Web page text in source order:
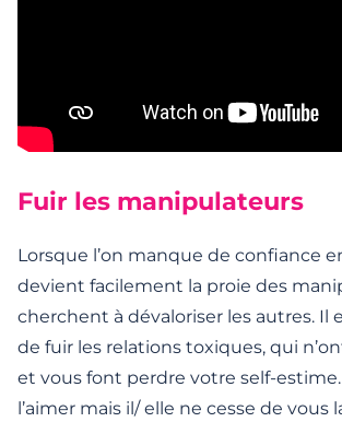
Fuir les manipulateurs
Lorsque l’on manque de confiance
devient facilement la proie des
cherchent à dévaloriser les autres. Il
de fuir les relations toxiques, qui
et vous font perdre votre self-
l’aimer mais il/ elle ne cesse de vous